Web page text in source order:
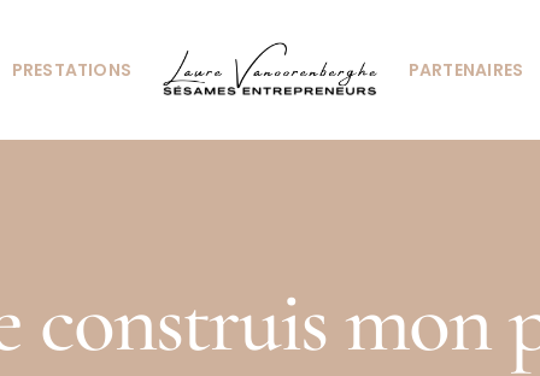
PRESTATIONS PARTENAIRES
construis mon